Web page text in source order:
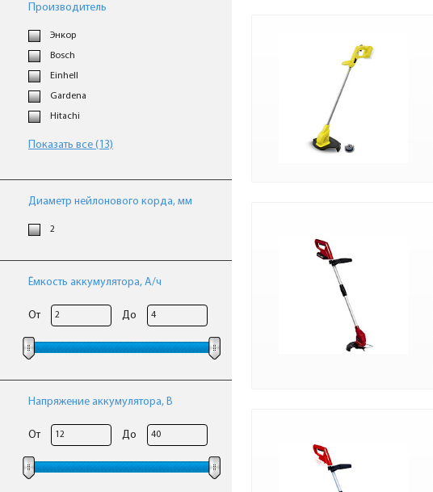
Производитель
Энкор
Bosch
Einhell
Gardena
Hitachi
Показать все (13)
Диаметр нейлонового корда, мм
2
Ёмкость аккумулятора, А/ч
От До
Напряжение аккумулятора, В
От До